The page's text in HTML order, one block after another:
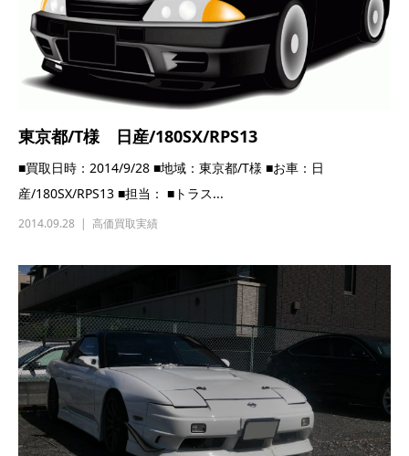
東京都/T様 日産/180SX/RPS13
■買取日時：2014/9/28 ■地域：東京都/T様 ■お車：日
産/180SX/RPS13 ■担当： ■トラス...
2014.09.28 高価買取実績